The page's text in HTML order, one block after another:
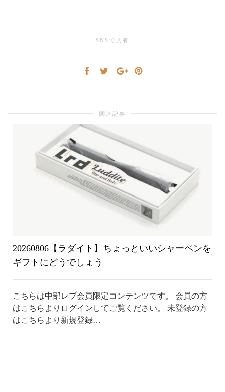
SNSで共有
関連記事
20260806【ラダイト】ちょっといいシャーペンを
ギフトにどうでしょう
こちらは中部レプ会員限定コンテンツです。 会員の方
はこちらよりログインしてご覧ください。 未登録の方
はこちらより新規登録…